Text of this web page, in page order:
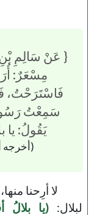
{ عَنْ سَالِمِ
‌مِسْعَرٌ:
‌فَاسْتَرَحْتُ،
سَمِعْتُ
يَقُولُ: يا
(أخرجه
لا أرِحنا
لبلال: (يا بلالُ